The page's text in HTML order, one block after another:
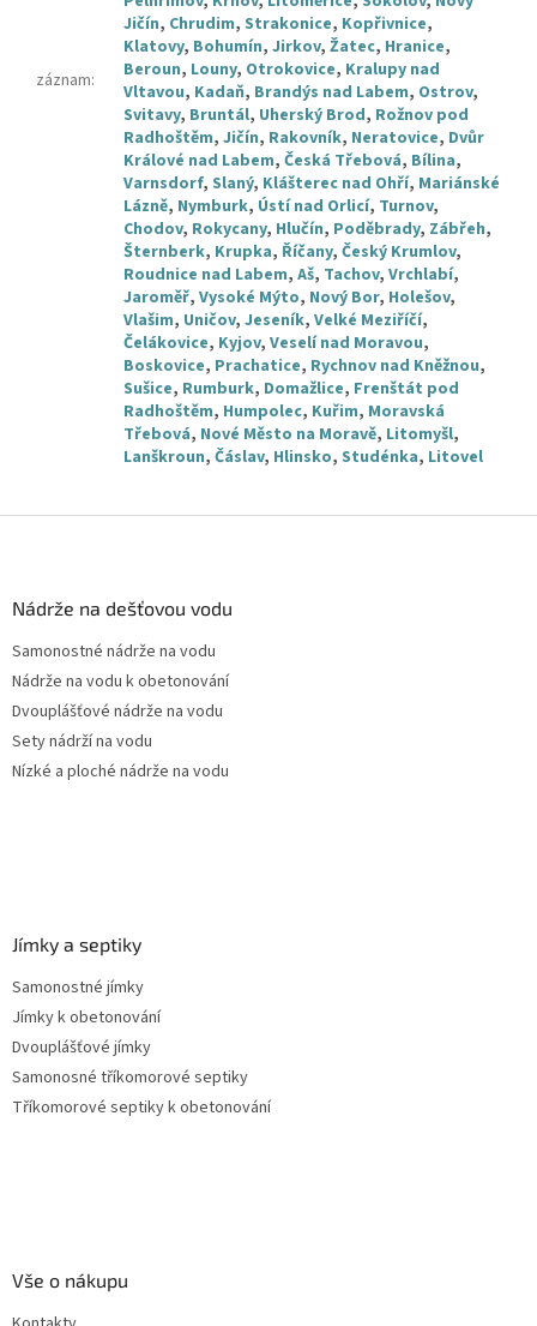
záznam:
Jičín, Chrudim, Strakonice, Kopřivnice,
Klatovy, Bohumín, Jirkov, Žatec, Hranice,
Beroun, Louny, Otrokovice, Kralupy nad
Vltavou, Kadaň, Brandýs nad Labem, Ostrov,
Svitavy, Bruntál, Uherský Brod, Rožnov pod
Radhoštěm, Jičín, Rakovník, Neratovice, Dvůr
Králové nad Labem, Česká Třebová, Bílina,
Varnsdorf, Slaný, Klášterec nad Ohří, Mariánské
Lázně, Nymburk, Ústí nad Orlicí, Turnov,
Chodov, Rokycany, Hlučín, Poděbrady, Zábřeh,
Šternberk, Krupka, Říčany, Český Krumlov,
Roudnice nad Labem, Aš, Tachov, Vrchlabí,
Jaroměř, Vysoké Mýto, Nový Bor, Holešov,
Vlašim, Uničov, Jeseník, Velké Meziříčí,
Čelákovice, Kyjov, Veselí nad Moravou,
Boskovice, Prachatice, Rychnov nad Kněžnou,
Sušice, Rumburk, Domažlice, Frenštát pod
Radhoštěm, Humpolec, Kuřim, Moravská
Třebová, Nové Město na Moravě, Litomyšl,
Lanškroun, Čáslav, Hlinsko, Studénka, Litovel
Nádrže na dešťovou vodu
Samonostné nádrže na vodu
Nádrže na vodu k obetonování
Dvouplášťové nádrže na vodu
Sety nádrží na vodu
Nízké a ploché nádrže na vodu
Jímky a septiky
Samonostné jímky
Jímky k obetonování
Dvouplášťové jímky
Samonosné tříkomorové septiky
Tříkomorové septiky k obetonování
Vše o nákupu